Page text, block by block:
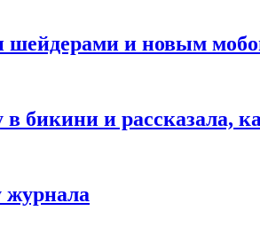
шейдерами и новым
бикини и рассказала,
журнала